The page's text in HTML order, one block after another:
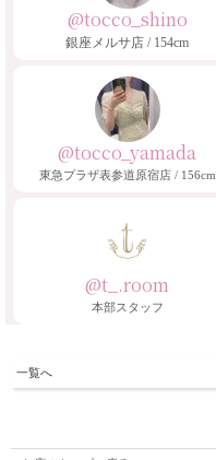
@tocco_shino
銀座メルサ店 / 154cm
@tocco_yamada
東急プラザ表参道原宿店 / 156cm
@t_.room
本部スタッフ
一覧へ